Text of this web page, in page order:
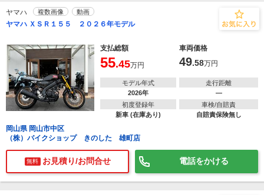
ヤマハ 複数画像 動画
ヤマハ ＸＳＲ１５５ ２０２６年モデル
支払総額 車両価格
55.45万円 49.58万円
モデル年式
2026年
走行距離
―
初度登録年
新車 (在庫あり)
車検/自賠責
自賠責保険無し
岡山県 岡山市中区
（株）バイクショップ きのした 雄町店
無料 お見積り/お問合せ 電話をかける